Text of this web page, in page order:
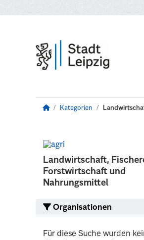
Kategorien
Landwirtschaft,
Forstwirtschaft und
Nahrungsmittel
Organisationen
Für diese Suche wurden